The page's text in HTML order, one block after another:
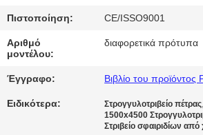
ΠΟΛΙΤΙΚΉ
ΑΠΟΡΡΉΤΟΥ
Πιστοποίηση: CE/ISSO9001
Αριθμό
μοντέλου:
διαφορετικά πρότυπα
Έγγραφο: Βιβλίο του προϊόντος
Ειδικότερα: Στρογγυλοτριβείο πέτρας,
1500x4500
Στριβείο σφαιριδίων από